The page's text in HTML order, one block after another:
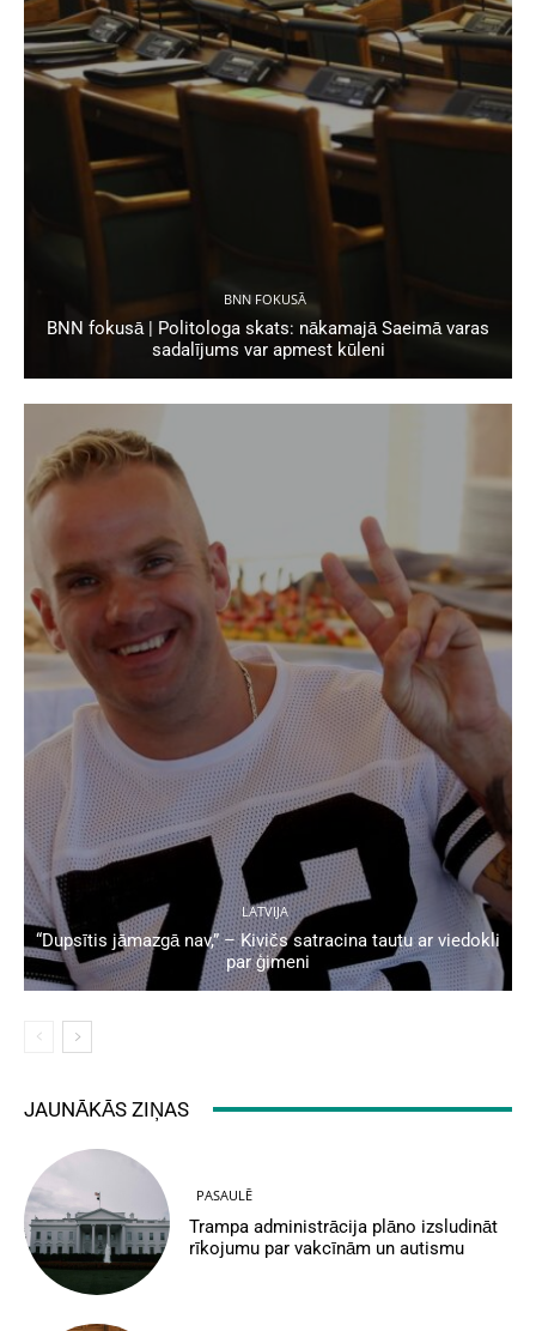
BNN FOKUSĀ
BNN fokusā | Politologa skats: nākamajā Saeimā varas
sadalījums var apmest kūleni
LATVIJA
“Dupsītis jāmazgā nav,” – Kivičs satracina tautu ar viedokli
par ģimeni
JAUNĀKĀS ZIŅAS
PASAULĒ
Trampa administrācija plāno izsludināt
rīkojumu par vakcīnām un autismu